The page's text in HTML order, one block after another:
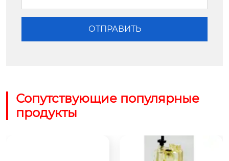
Сопутствующие популярные
продукты